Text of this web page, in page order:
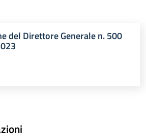
del Direttore Generale n. 500